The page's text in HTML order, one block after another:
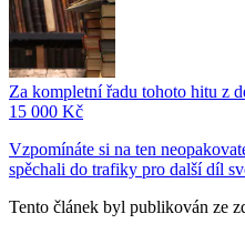
Za kompletní řadu tohoto hitu z
15 000 Kč
Vzpomínáte si na ten
spěchali do trafiky pro další díl
Tento článek byl publikován ze